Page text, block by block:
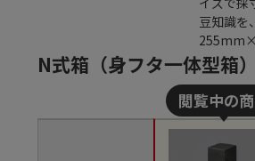
豆知識を
255mm×
N式箱（身フタ一体型箱